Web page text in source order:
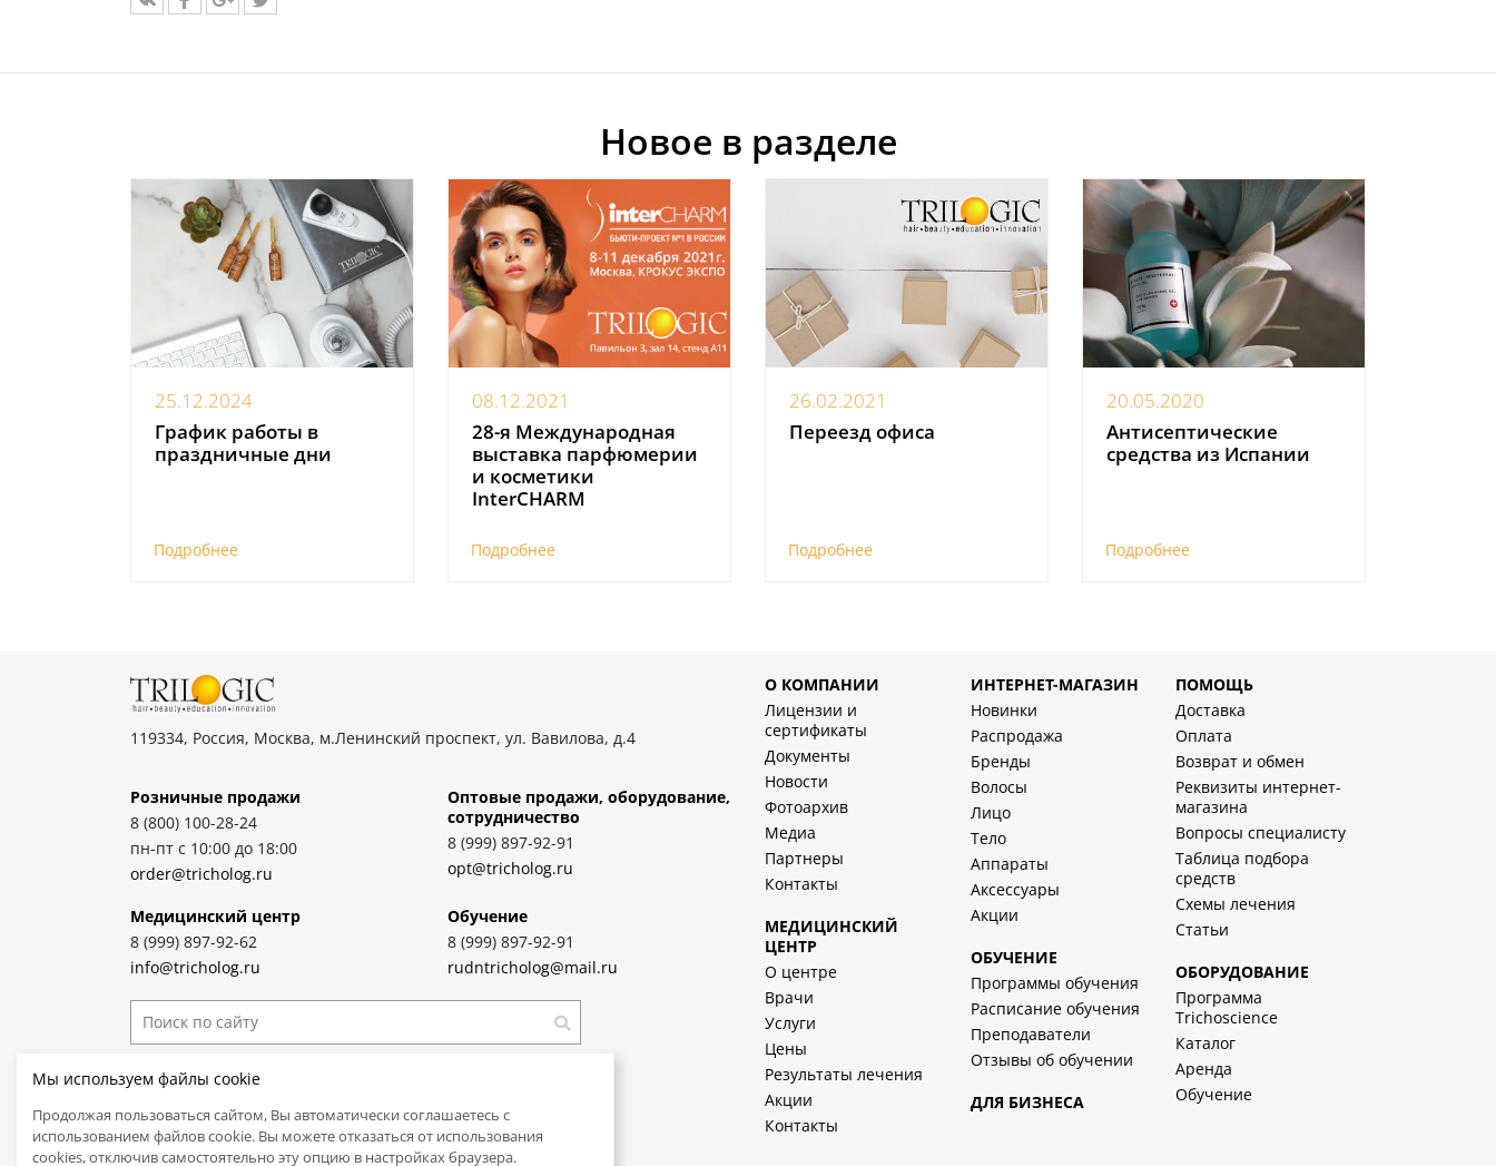
Новое в разделе
25.12.2024
График работы в
праздничные дни
Подробнее
08.12.2021
28-я Международная
выставка парфюмерии
и косметики
InterCHARM
Подробнее
26.02.2021
Переезд офиса
Подробнее
20.05.2020
Антисептические
средства из Испании
Подробнее
119334, Россия, Москва, м.Ленинский проспект, ул. Вавилова, д.4
Розничные продажи
8 (800) 100-28-24
пн-пт с 10:00 до 18:00
order@tricholog.ru
Оптовые продажи, оборудование,
cотрудничество
8 (999) 897-92-91
opt@tricholog.ru
Медицинский центр
8 (999) 897-92-62
info@tricholog.ru
Обучение
8 (999) 897-92-91
rudntricholog@mail.ru
Принимаем к оплате
О КОМПАНИИ
Лицензии и
сертификаты
Документы
Новости
Фотоархив
Медиа
Партнеры
Контакты
МЕДИЦИНСКИЙ
ЦЕНТР
О центре
Врачи
Услуги
Цены
Результаты лечения
Акции
Контакты
ИНТЕРНЕТ-МАГАЗИН
Новинки
Распродажа
Бренды
Волосы
Лицо
Тело
Аппараты
Аксессуары
Акции
ОБУЧЕНИЕ
Программы обучения
Расписание обучения
Преподаватели
Отзывы об обучении
ДЛЯ БИЗНЕСА
ПОМОЩЬ
Доставка
Оплата
Возврат и обмен
Реквизиты интернет-
магазина
Вопросы специалисту
Таблица подбора
средств
Схемы лечения
Статьи
ОБОРУДОВАНИЕ
Программа
Trichoscience
Каталог
Аренда
Обучение
Мы используем файлы cookie
Продолжая пользоваться сайтом, Вы автоматически соглашаетесь с
использованием файлов cookie. Вы можете отказаться от использования
cookies, отключив самостоятельно эту опцию в настройках браузера.